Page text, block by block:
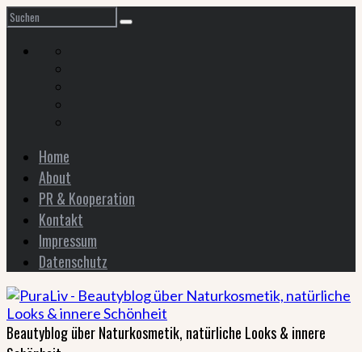
Home
About
PR & Kooperation
Kontakt
Impressum
Datenschutz
Beautyblog über Naturkosmetik, natürliche Looks & innere